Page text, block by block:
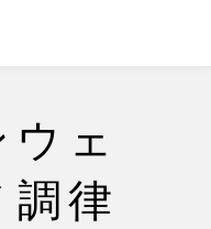
ェ
調律